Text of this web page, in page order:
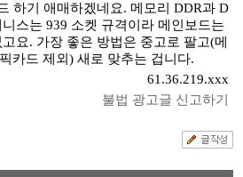
하기 애매하겠네요. 메모리 DDR과 D
스는 939 소켓 규격이라 메인보드는
요. 가장 좋은 방법은 중고로 팔고(메
카드 제외) 새로 맞추는 겁니다.
61.36.219.xxx
불법 광고글 신고하기